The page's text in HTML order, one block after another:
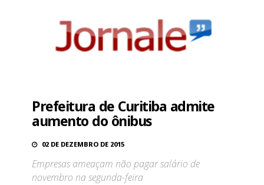
Prefeitura de Curitiba admite
aumento do ônibus
02 DE DEZEMBRO DE 2015
Empresas ameaçam não pagar salário de
novembro na segunda-feira